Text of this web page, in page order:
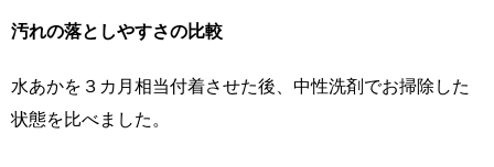
汚れの落としやすさの比較
水あかを３カ月相当付着させた後、中性洗剤でお掃除した
状態を比べました。